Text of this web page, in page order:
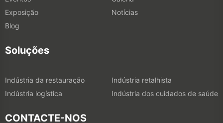
Exposição
Notícias
Blog
Soluções
Indústria da restauração
Indústria retalhista
Indústria logística
Indústria dos cuidados de saúde
CONTACTE-NOS